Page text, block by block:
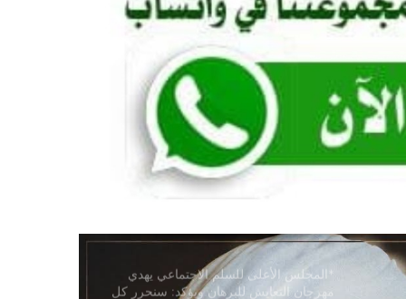
*تنسيقية القوى الوطنية تلتقي القائم
بالأعمال بسفارة جمهورية ألمانيا الاتحادية
لدى السودان في أديس أبابا*
*مركز الملك سلمان للإغاثة يطلق برامج
طبية كبرى لمكافحة العمى في البحر الأحمر
تستهدف 4000 مريض*
*المجلس الأعلى للسلم الاجتماعي يهدي
*الصادق المهدي.. في وسع الكاريزما وضيق
الواقع*